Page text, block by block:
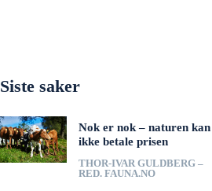
Siste saker
Nok er nok – naturen kan
ikke betale prisen
THOR-IVAR GULDBERG –
RED. FAUNA.NO